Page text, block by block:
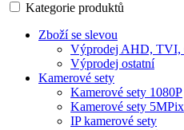
Kategorie produktů
Zboží se slevou
Výprodej AHD, TVI,
Výprodej ostatní
Kamerové sety
Kamerové sety 1080P
Kamerové sety 5MPix
IP kamerové sety